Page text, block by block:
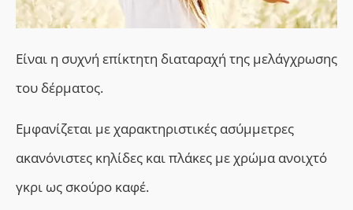
Eίναι η συχνή επίκτητη διαταραχή της μελάγχρωσης
του δέρματος.
Εμφανίζεται με χαρακτηριστικές ασύμμετρες
ακανόνιστες κηλίδες και πλάκες με χρώμα ανοιχτό
γκρι ως σκούρο καφέ.